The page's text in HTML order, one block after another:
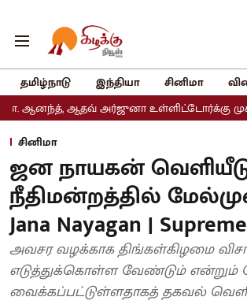
தமிழ்நாடு இந்தியா சினிமா
அர்ஜுனா உள்ளிட்டோர்க்கு முக்கிய துறைகள்
சினிமா
ஜன நாயகன்
நீதிமன்றத்தில்
Jana Nayagan |
அவசர வழக்காக திங்கள்கிழமை
எடுத்துக்கொள்ள வேண்டும் என்றும்
வைக்கப்பட்டுள்ளதாகத் தகவல்